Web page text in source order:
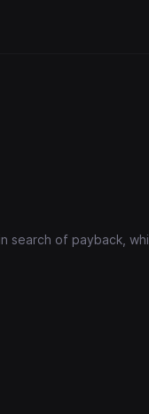
search of payback,